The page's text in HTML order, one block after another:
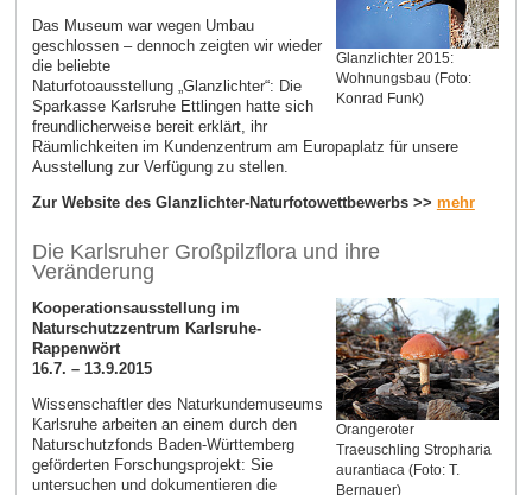
Glanzlichter 2015:
Wohnungsbau (Foto:
Konrad Funk)
Das Museum war wegen Umbau
geschlossen – dennoch zeigten wir wieder
die beliebte
Naturfotoausstellung „Glanzlichter“: Die
Sparkasse Karlsruhe Ettlingen hatte sich
freundlicherweise bereit erklärt, ihr
Räumlichkeiten im Kundenzentrum am Europaplatz für unsere
Ausstellung zur Verfügung zu stellen.
Zur Website des Glanzlichter-Naturfotowettbewerbs >> mehr
Die Karlsruher Großpilzflora und ihre
Veränderung
Orangeroter
Traeuschling Stropharia
aurantiaca (Foto: T.
Bernauer)
Kooperationsausstellung im
Naturschutzzentrum Karlsruhe-
Rappenwört
16.7. – 13.9.2015
Wissenschaftler des Naturkundemuseums
Karlsruhe arbeiten an einem durch den
Naturschutz­fonds Baden-Württemberg
geförderten Forschungsprojekt: Sie
untersuchen und dokumentieren die